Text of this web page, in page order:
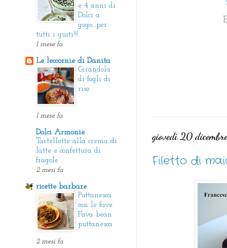
giovedì 20
Filetto di
e 4 anni di
Dolci a
gogo....per
tutti i gusti!!!
1 mese fa
Le leccornie di Danita
Girandola
di fogli di
riso
1 mese fa
Dolci Armonie
Tartellette alla crema di
latte e confettura di
fragole
2 mesi fa
ricette barbare
Puttanesca
con le fave
Fava bean
puttanesca
2 mesi fa